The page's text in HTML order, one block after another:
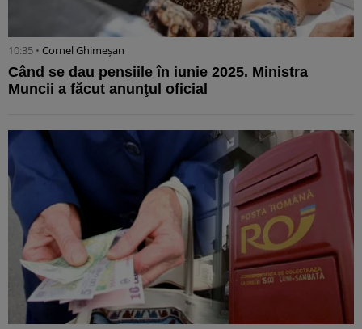
10:35 • Cornel Ghimeșan
Când se dau pensiile în iunie 2025. Ministra
Muncii a făcut anunţul oficial